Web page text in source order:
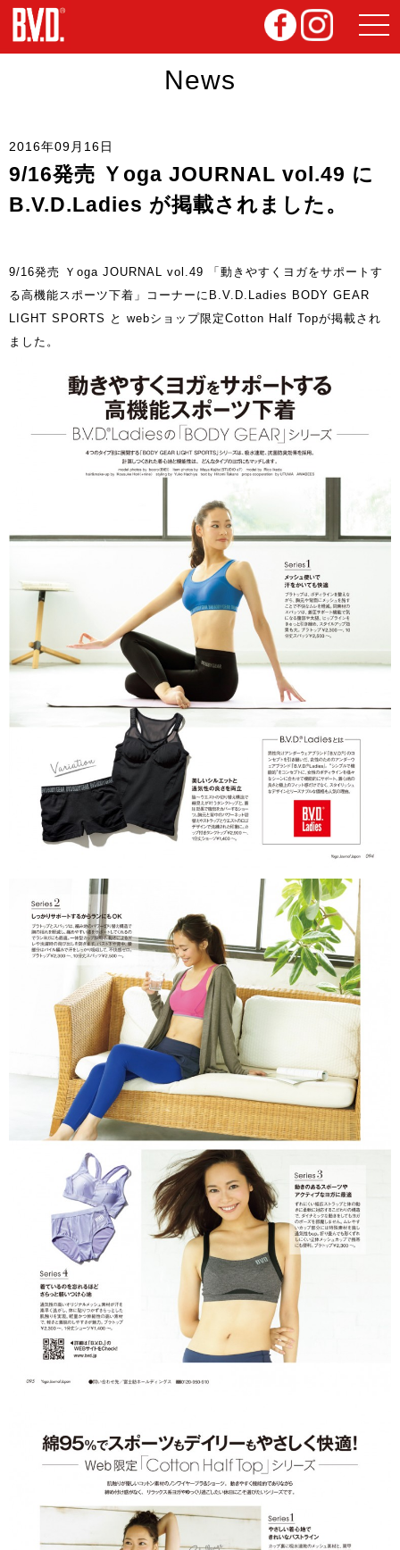
News
2016年09月16日
9/16発売 Ｙoga JOURNAL vol.49 に
B.V.D.Ladies が掲載されました。
9/16発売 Ｙoga JOURNAL vol.49 「動きやすくヨガをサポートす
る高機能スポーツ下着」コーナーにB.V.D.Ladies BODY GEAR
LIGHT SPORTS と webショップ限定Cotton Half Topが掲載され
ました。